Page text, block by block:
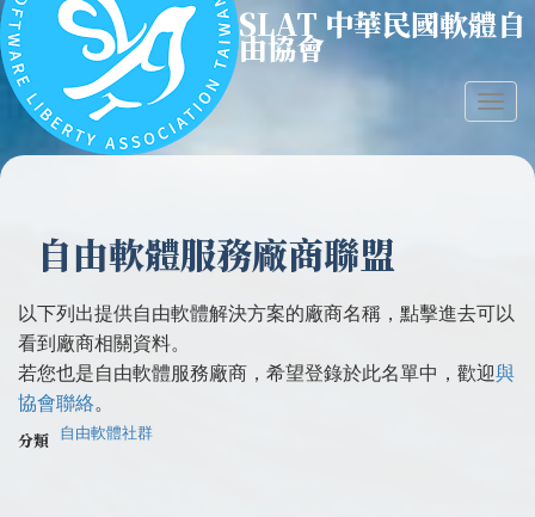
移
至
SLAT 中華民國軟體自
由協會
自由軟體服務廠商聯盟
以下列出提供自由軟體解決方案的廠商名稱，點擊進去可以
看到廠商相關資料。
若您也是自由軟體服務廠商，希望登錄於此名單中，歡迎與
協會聯絡。
分類 自由軟體社群